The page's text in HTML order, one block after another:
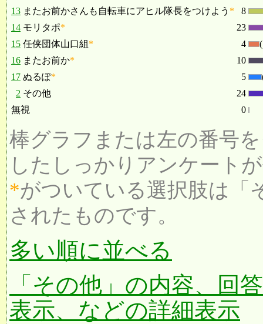
13 またお前かさんも自転車にアヒル隊長をつけよう *
8
14 モリタポ*
23
15 任侠団体山口組* 4
16 またお前か*
10
17 ぬるぽ* 5
2 その他
24
無視
0
棒グラフまたは左の番号
したしっかりアンケート
*がついている選択肢は「
されたものです。
多い順に並べる
「その他」の内容、回
表示、などの詳細表示